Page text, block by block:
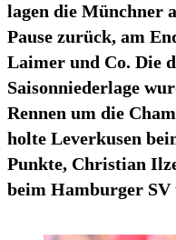
lagen die Münchner
Pause zurück, am
Laimer und Co. Die
Saisonniederlage
Rennen um die
holte Leverkusen
Punkte, Christian
beim Hamburger